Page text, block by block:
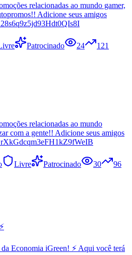
relacionadas ao mundo gamer,
Adicione seus amigos
Patrocinado 24 121
relacionadas ao mundo
com a gente!! Adicione seus amigos
Livre Patrocinado 30 96
Economia iGreen! ⚡ Aqui você terá